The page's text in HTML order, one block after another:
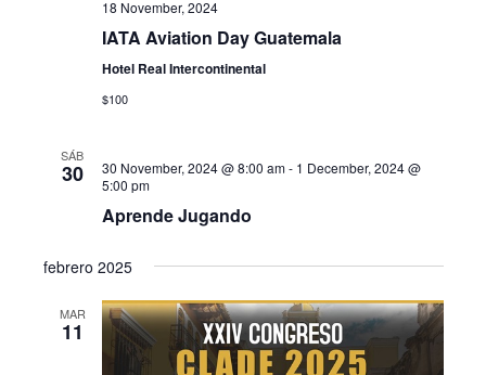
18 November, 2024
IATA Aviation Day Guatemala
Hotel Real Intercontinental
$100
SÁB
30 30 November, 2024 @ 8:00 am- 1 December, 2024 @
5:00 pm
Aprende Jugando
febrero 2025
MAR
11